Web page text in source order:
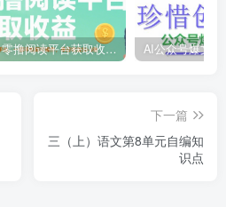
零撸阅读平台获取收益，最新无门槛平台，一部手机即可操作，单日收益50-3张【揭秘】
下一篇
三（上）语文第8单元自编知
识点